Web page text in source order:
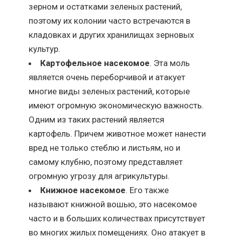
зерном и остатками зеленых растений,
поэтому их колонии часто встречаются в
кладовках и других хранилищах зерновых
культур.
Картофельное насекомое. Эта моль
является очень переборчивой и атакует
многие виды зеленых растений, которые
имеют огромную экономическую важность.
Одним из таких растений является
картофель. Причем животное может нанести
вред не только стеблю и листьям, но и
самому клубню, поэтому представляет
огромную угрозу для агрикультуры.
Книжное насекомое. Его также
называют книжной вошью, это насекомое
часто и в больших количествах присутствует
во многих жилых помещениях. Оно атакует в